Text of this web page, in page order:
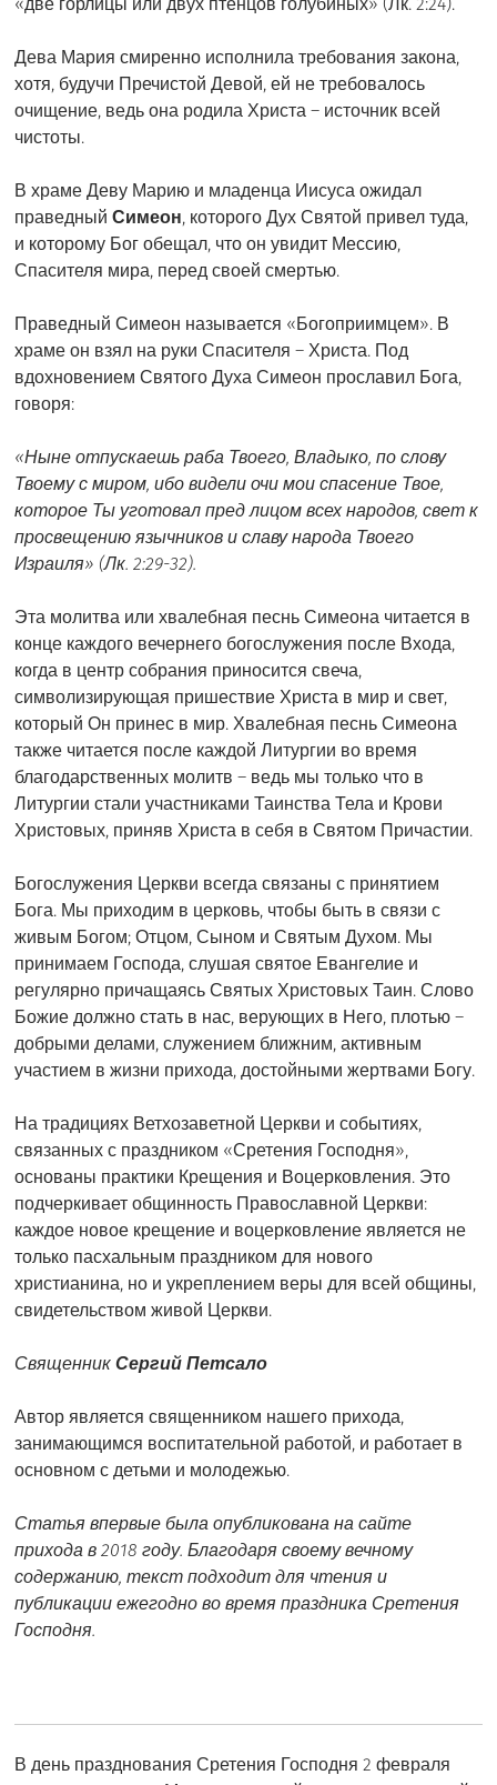
Дева Мария смиренно исполнила требования закона,
хотя, будучи Пречистой Девой, ей не требовалось
очищение, ведь она родила Христа – источник всей
чистоты.
В храме Деву Марию и младенца Иисуса ожидал
праведныйСимеон, которого Дух Святой привел туда,
и которому Бог обещал, что он увидит Мессию,
Спасителя мира, перед своей смертью.
Праведный Симеон называется «Богоприимцем». В
храме он взял на руки Спасителя – Христа. Под
вдохновением Святого Духа Симеон прославил Бога,
говоря:
«Ныне отпускаешь раба Твоего, Владыко, по слову
Твоему с миром, ибо видели очи мои спасение Твое,
которое Ты уготовал пред лицом всех народов, свет к
просвещению язычников и славу народа Твоего
Израиля» (Лк. 2:29-32).
Эта молитва или хвалебная песнь Симеона читается в
конце каждого вечернего богослужения после Входа,
когда в центр собрания приносится свеча,
символизирующая пришествие Христа в мир и свет,
который Он принес в мир. Хвалебная песнь Симеона
также читается после каждой Литургии во время
благодарственных молитв – ведь мы только что в
Литургии стали участниками Таинства Тела и Крови
Христовых, приняв Христа в себя в Святом Причастии.
Богослужения Церкви всегда связаны с принятием
Бога. Мы приходим в церковь, чтобы быть в связи с
живым Богом; Отцом, Сыном и Святым Духом. Мы
принимаем Господа, слушая святое Евангелие и
регулярно причащаясь Святых Христовых Таин. Слово
Божие должно стать в нас, верующих в Него, плотью –
добрыми делами, служением ближним, активным
участием в жизни прихода, достойными жертвами Богу.
На традициях Ветхозаветной Церкви и событиях,
связанных с праздником «Сретения Господня»,
основаны практики Крещения и Воцерковления. Это
подчеркивает общинность Православной Церкви:
каждое новое крещение и воцерковление является не
только пасхальным праздником для нового
христианина, но и укреплением веры для всей общины,
свидетельством живой Церкви.
СвященникСергий Петсало
Автор является священником нашего прихода,
занимающимся воспитательной работой, и работает в
основном с детьми и молодежью.
Статья впервые была опубликована на сайте
прихода в 2018 году. Благодаря своему вечному
содержанию, текст подходит для чтения и
публикации ежегодно во время праздника Сретения
Господня.
В день празднования Сретения Господня 2 февраля